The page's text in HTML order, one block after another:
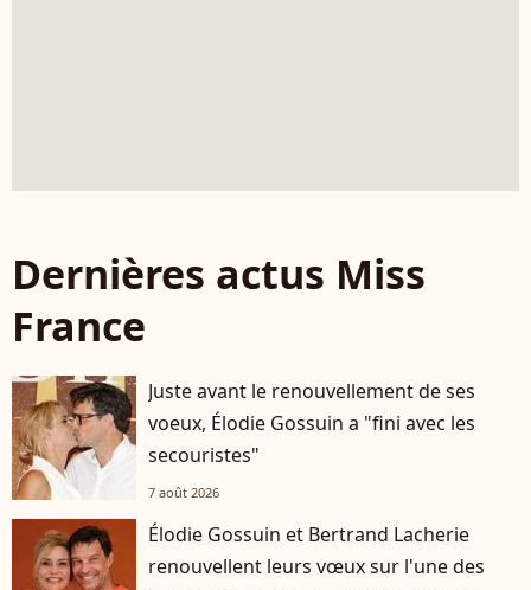
Dernières actus Miss
France
Juste avant le renouvellement de ses
voeux, Élodie Gossuin a "fini avec les
secouristes"
7 août 2026
Élodie Gossuin et Bertrand Lacherie
renouvellent leurs vœux sur l'une des